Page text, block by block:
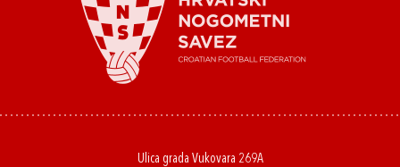
Ulica grada Vukovara 269A